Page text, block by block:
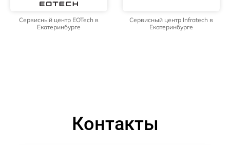
Сервисный центр EOTech в
Екатеринбурге
Сервисный центр Infratech в
Екатеринбурге
Контакты